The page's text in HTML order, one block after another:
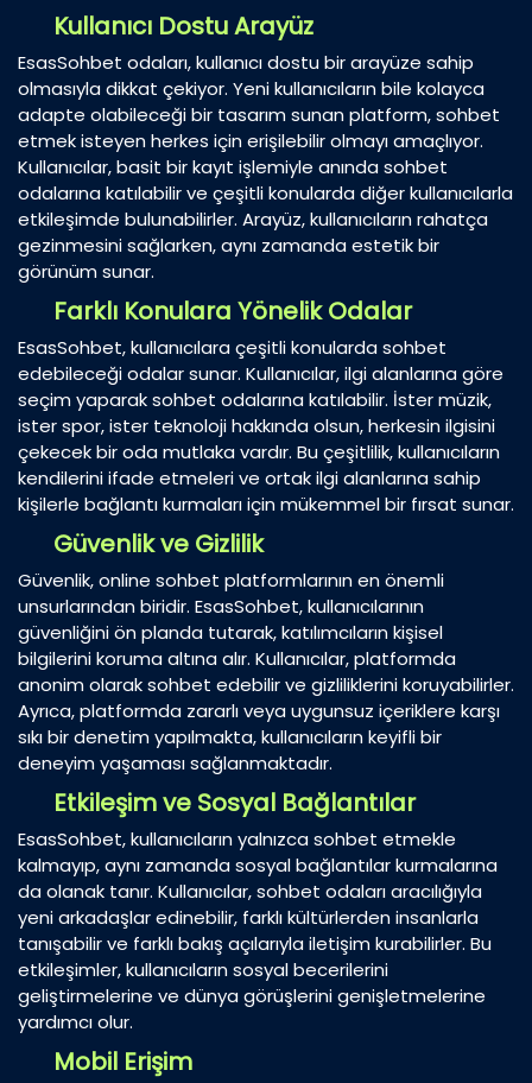
Kullanıcı Dostu Arayüz
EsasSohbet odaları, kullanıcı dostu bir arayüze sahip
olmasıyla dikkat çekiyor. Yeni kullanıcıların bile kolayca
adapte olabileceği bir tasarım sunan platform, sohbet
etmek isteyen herkes için erişilebilir olmayı amaçlıyor.
Kullanıcılar, basit bir kayıt işlemiyle anında sohbet
odalarına katılabilir ve çeşitli konularda diğer kullanıcılarla
etkileşimde bulunabilirler. Arayüz, kullanıcıların rahatça
gezinmesini sağlarken, aynı zamanda estetik bir
görünüm sunar.
Farklı Konulara Yönelik Odalar
EsasSohbet, kullanıcılara çeşitli konularda sohbet
edebileceği odalar sunar. Kullanıcılar, ilgi alanlarına göre
seçim yaparak sohbet odalarına katılabilir. İster müzik,
ister spor, ister teknoloji hakkında olsun, herkesin ilgisini
çekecek bir oda mutlaka vardır. Bu çeşitlilik, kullanıcıların
kendilerini ifade etmeleri ve ortak ilgi alanlarına sahip
kişilerle bağlantı kurmaları için mükemmel bir fırsat sunar.
Güvenlik ve Gizlilik
Güvenlik, online sohbet platformlarının en önemli
unsurlarından biridir. EsasSohbet, kullanıcılarının
güvenliğini ön planda tutarak, katılımcıların kişisel
bilgilerini koruma altına alır. Kullanıcılar, platformda
anonim olarak sohbet edebilir ve gizliliklerini koruyabilirler.
Ayrıca, platformda zararlı veya uygunsuz içeriklere karşı
sıkı bir denetim yapılmakta, kullanıcıların keyifli bir
deneyim yaşaması sağlanmaktadır.
Etkileşim ve Sosyal Bağlantılar
EsasSohbet, kullanıcıların yalnızca sohbet etmekle
kalmayıp, aynı zamanda sosyal bağlantılar kurmalarına
da olanak tanır. Kullanıcılar, sohbet odaları aracılığıyla
yeni arkadaşlar edinebilir, farklı kültürlerden insanlarla
tanışabilir ve farklı bakış açılarıyla iletişim kurabilirler. Bu
etkileşimler, kullanıcıların sosyal becerilerini
geliştirmelerine ve dünya görüşlerini genişletmelerine
yardımcı olur.
Mobil Erişim